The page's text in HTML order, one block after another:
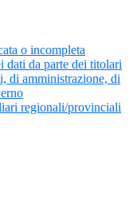
o incompleta
dati da parte dei titolari
di amministrazione, di
regionali/provinciali